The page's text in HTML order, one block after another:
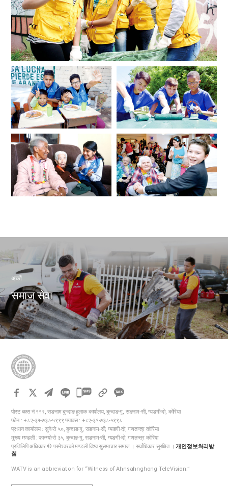
अर्को
समाज सेवा
카
오
톡
공
하
पोस्ट बक्स नं ११९, सङनाम बुन्दाङ हुलाक कार्यालय, बुन्दाङ-गु, सङनाम-सी, ग्यङगी-दो, कोरिया
फोन : +८२-३१-७३८-५९९९ फ्याक्स : +८२-३१-७३८-५९९८
प्रधान कार्यालय : सुने-रो ५०, बुन्दाङ-गु, सङनाम-सी, ग्यङगी-दो, गणतन्त्र कोरिया
मुख्य मण्डली : फान्ग्यो-रो ३५, बुन्दाङ-गु, सङनाम-सी, ग्यङगी-दो, गणतन्त्र कोरिया
प्रतिलिपि अधिकार © परमेश्वरको मण्डली विश्व सुसमाचार समाज । सर्वाधिकार सुरक्षित ।개인정보처리방
침
WATV is an abbreviation for “Witness of Ahnsahnghong TeleVision.”